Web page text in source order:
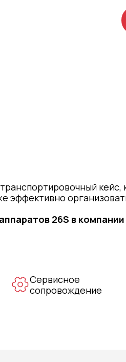
эффективно
26S в
Сервисное
сопровождение